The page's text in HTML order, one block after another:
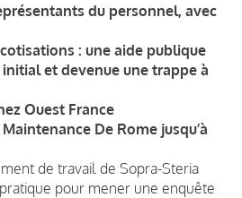
du personnel, avec
: une aide publique
et devenue une trappe à
Ouest France
De Rome jusqu’à
de travail de Sopra-Steria
pour mener une enquête